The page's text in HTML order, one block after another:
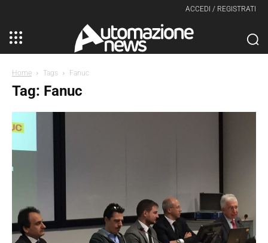
ACCEDI / REGISTRATI
Home Tags Fanuc
Tag: Fanuc